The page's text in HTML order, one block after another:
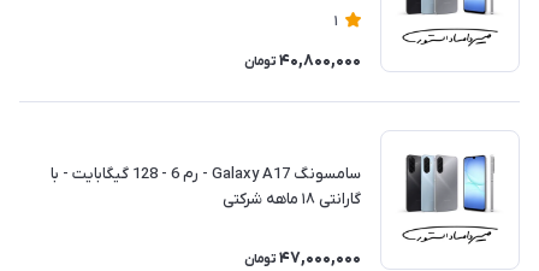
1
40,800,000 تومان
سامسونگ Galaxy A17 - رم 6 - 128 گیگابایت - با
گارانتی ۱۸ ماهه شرکتی
47,000,000 تومان